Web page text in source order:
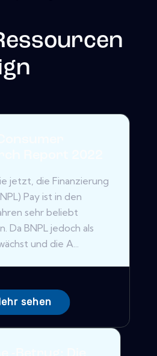
jetzt, die Finanzierung
Pay ist in den
sehr beliebt
Da BNPL jedoch als
und die A...
sehen